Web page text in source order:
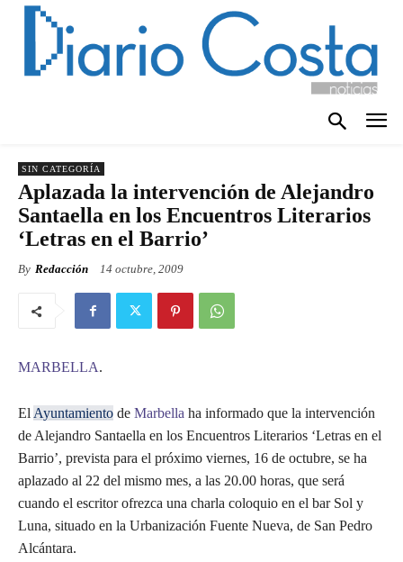
SIN CATEGORÍA
Aplazada la intervención de Alejandro
Santaella en los Encuentros Literarios
‘Letras en el Barrio’
By Redacción 14 octubre, 2009
MARBELLA.
ElAyuntamiento de Marbella ha informado que la intervención
de Alejandro Santaella en los Encuentros Literarios ‘Letras en el
Barrio’, prevista para el próximo viernes, 16 de octubre, se ha
aplazado al 22 del mismo mes, a las 20.00 horas, que será
cuando el escritor ofrezca una charla coloquio en el bar Sol y
Luna, situado en la Urbanización Fuente Nueva, de San Pedro
Alcántara.